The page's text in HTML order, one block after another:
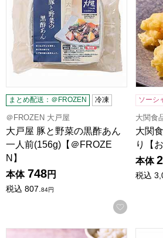
まとめ配送：＠FROZEN 冷凍
＠FROZEN 大戸屋
大戸屋 豚と野菜の黒酢あん
一人前(156g)【＠FROZE
N】
本体 748円
税込 807.84円
お気に入
ソーシ
大関食
大関
り【
本体
税込
大関食品 エビカツ 10枚入り【おいし
さん